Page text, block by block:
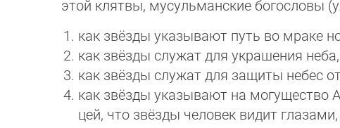
этой клятвы, мусульманские богословы
как звёзды указывают путь во мраке
как звёзды служат для украшения
как звёзды служат для защиты небес
как звёзды указывают на могущество
цей, что звёзды человек видит